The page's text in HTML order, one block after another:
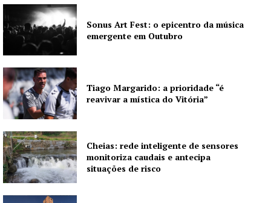
Guimarães, agora!
Institucional
Artigos
Edição Digital
Europa
Sonus Art Fest: o epicentro da música
emergente em Outubro
Tiago Margarido: a prioridade “é
reavivar a mística do Vitória”
Cheias: rede inteligente de sensores
monitoriza caudais e antecipa
situações de risco